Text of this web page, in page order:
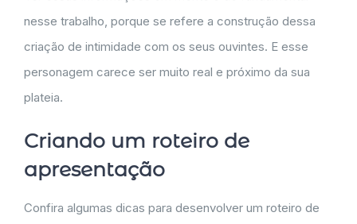
nesse trabalho, porque se refere a construção dessa
criação de intimidade com os seus ouvintes. E esse
personagem carece ser muito real e próximo da sua
plateia.
Criando um roteiro de
apresentação
Confira algumas dicas para desenvolver um roteiro de